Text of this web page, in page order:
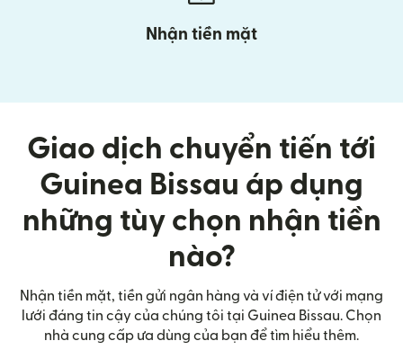
Nhận tiền mặt
Giao dịch chuyển tiến tới
Guinea Bissau áp dụng
những tùy chọn nhận tiền
nào?
Nhận tiền mặt, tiền gửi ngân hàng và ví điện tử với mạng
lưới đáng tin cậy của chúng tôi tại Guinea Bissau. Chọn
nhà cung cấp ưa dùng của bạn để tìm hiểu thêm.